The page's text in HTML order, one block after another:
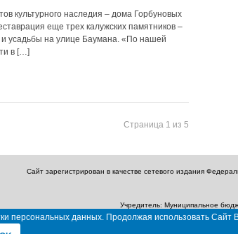
культурного наследия – дома Горбуновых
еще трех калужских памятников –
усадьбы на улице Баумана. «По нашей
в […]
Страница 1 из 5
Сайт зарегистрирован в качестве сетевого издания
Учредитель: Муниципальное
Главный редактор: Амбарцумян А. Ю. / Электронный адрес
персональных данных. Продолжая использовать Сайт